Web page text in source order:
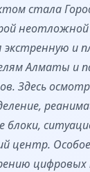
стала
и
Алматы и
Здесь
блоки,
центр.